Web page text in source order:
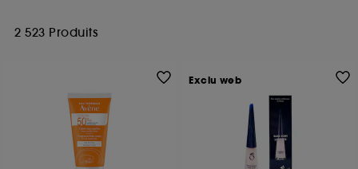
2 523 Produits
Exclu web